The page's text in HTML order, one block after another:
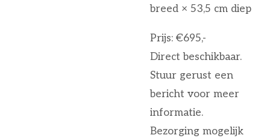
breed × 53,5 cm diep
Prijs: €695,-
Direct beschikbaar.
Stuur gerust een
bericht voor meer
informatie.
Bezorging mogelijk